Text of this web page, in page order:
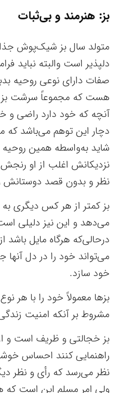
بز: هنرمند و بی‌ثبات
متولد سال بز شیک‌پوش
دلپذیر است والبته نباید
صفات دارای نوعی روحیه
هست که مجموعاً سرشت بز
آنچه که خود دارد راضی
دچار این توهم می‌باشد که
شاید به‌واسطه همین
نزدیکانش اغلب از او
نظر و بدون قصد دوستانش
بز کمتر از هر کس دیگری
می‌دهد و این نیز دلیلی
درحالی‌که هرگاه مایل باشد
می‌تواند خود را در دل
خود سازد.
بزها معمولاً خود را با هر
مشروط بر آنکه امنیت
بز خجالتی و ظریف است و از
راهنمایی کنند احساس
نظر می‌رسد که رأی و نظر
ولی امر مسلم این است که